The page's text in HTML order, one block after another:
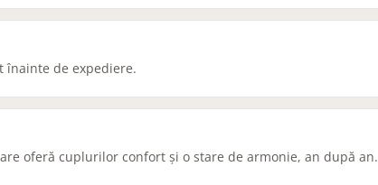
înainte de expediere.
oferă cuplurilor confort și o stare de armonie, an după an.